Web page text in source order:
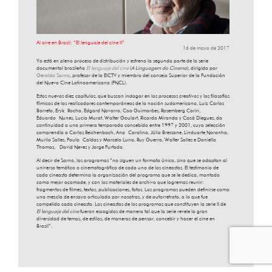
Al aire en Brasil: “El lenguaje del cine II”
16 de mayo de 2017
Ya está en pleno proceso de distribución y estreno la segunda parte de la serie
documental brasileña El lenguaje del cine(A Linguagem do Cinema), dirigida por
Geraldo Sarno, profesor de la EICTV y miembro del consejo Superior de la Fundación
del Nuevo Cine Latinoamericano (FNCL).
Estos nuevos diez capítulos, que buscan indagar en los procesos creativos y las filosofías
fílmicas de los realizadores contemporáneos de la nación sudamericana, Luiz Carlos
Barreto, Eryk Rocha, Edgard Navarro, Cao Guimarães, Rosemberg Cariri,
Eduardo Nunes, Lucia Murat, Walter Goulart, Ricardo Miranda y Cacá Diegues, da
continuidad a una primera temporada concebida entre 1997 y 2001, cuya selección
comprendía a Carlos Reichenbach, Ana Carolina, Júlio Bressane, Linduarte Noronha,
Murilo Salles, Paulo Caldas y Marcelo Luna, Ruy Guerra, Walter Salles e Daniella
Thomas, David Neves y Jorge Furtado.
Al decir de Sarno, los programas “no siguen un formato único, sino que se adaptan al
universo temático o cinematográfico de cada uno de los cineastas. El testimonio de
cada cineasta determina la organización del programa que se le dedica, montado
como mejor acomode, y con los materiales de archivo que logremos reunir:
fragmentos de filmes, textos, publicaciones, fotos. Los programas pueden definirse como
una mezcla de ensayo articulado por nosotros, y de autorretrato, a lo que fue
compelido cada cineasta. Los cineastas de los programas que constituyen la serie II de
El lenguaje del cinefueron escogidos de manera tal que la serie revele la gran
diversidad de temas, de estilos, de maneras de pensar, concebir y hacer el cine en
Brasil”.